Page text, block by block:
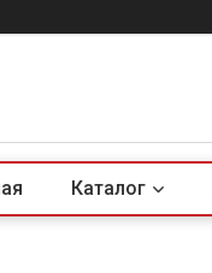
Каталог